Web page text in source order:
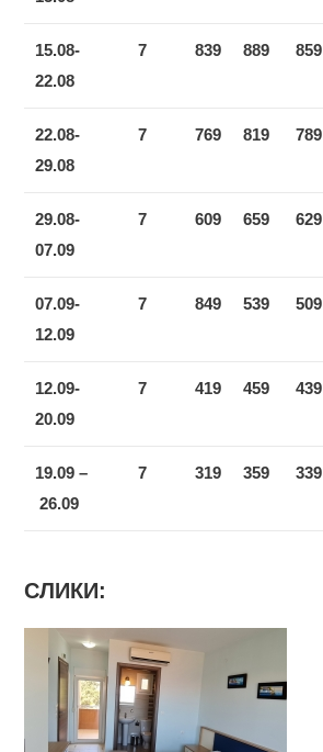
15.08-
22.08
7 839 889 859
22.08-
29.08
7 769 819 789
29.08-
07.09
7 609 659 629
07.09-
12.09
7 849 539 509
12.09-
20.09
7 419 459 439
19.09 –
26.09
7 319 359 339
СЛИКИ: